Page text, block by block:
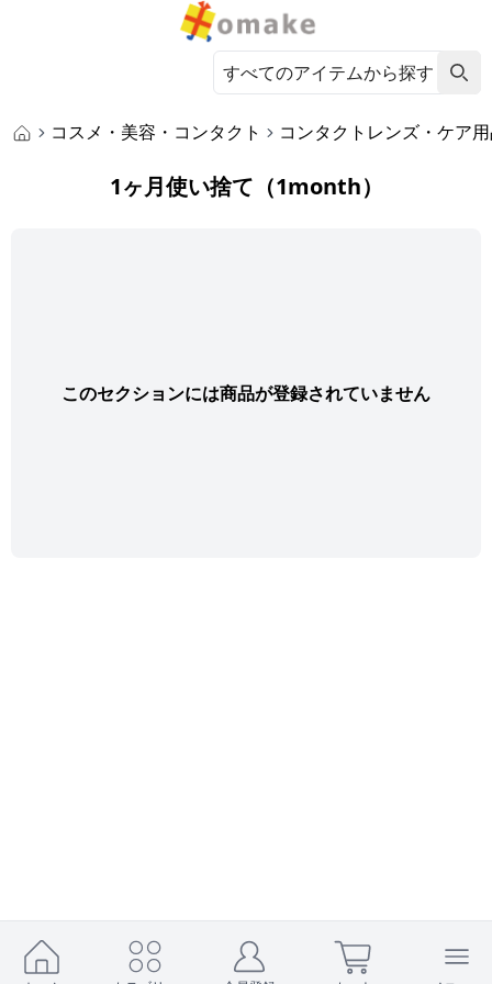
コスメ・美容・コンタクト コンタクトレンズ・ケア
1ヶ月使い捨て（1month）
このセクションには商品が登録されていません